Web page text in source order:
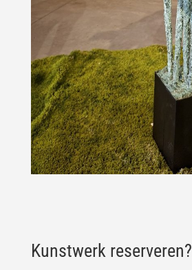
Kunstwerk reserveren?